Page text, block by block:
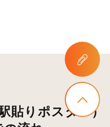
貼りポスター）